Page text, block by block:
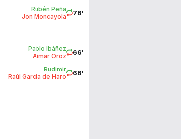
76'
Rubén Peña
Jon Moncayola
66'
Pablo Ibáñez
Aimar Oroz
66'
Budimir
Raúl García de Haro